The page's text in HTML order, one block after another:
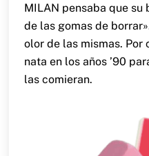
MILAN pensaba que su
de las gomas de
olor de las mismas. Por
nata en los años ’90
las comieran.